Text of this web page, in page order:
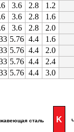
3.6 2.8
1.2
3.6 2.8
1.6
3.6 2.8
2.0
5.76 4.4
1.6
5.76 4.4
2.0
5.76 4.4
2.4
5.76 4.4 3.0
сталь K